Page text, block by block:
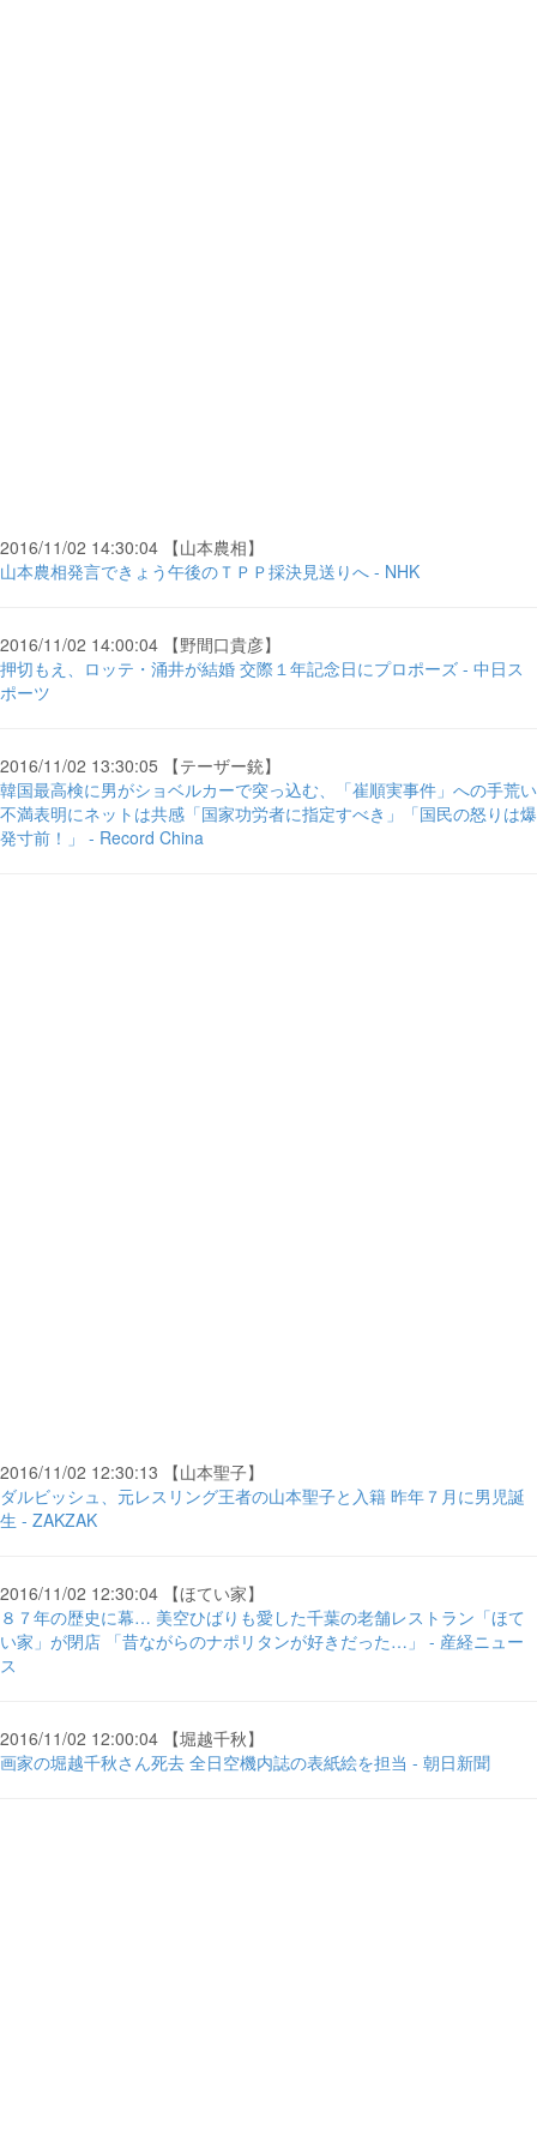
2016/11/02 14:30:04 【山本農相】
山本農相発言できょう午後のＴＰＰ採決見送りへ - NHK
2016/11/02 14:00:04 【野間口貴彦】
押切もえ、ロッテ・涌井が結婚 交際１年記念日にプロポーズ - 中日ス
ポーツ
2016/11/02 13:30:05 【テーザー銃】
韓国最高検に男がショベルカーで突っ込む、「崔順実事件」への手荒い
不満表明にネットは共感「国家功労者に指定すべき」「国民の怒りは爆
発寸前！」 - Record China
2016/11/02 12:30:13 【山本聖子】
ダルビッシュ、元レスリング王者の山本聖子と入籍 昨年７月に男児誕
生 - ZAKZAK
2016/11/02 12:30:04 【ほてい家】
８７年の歴史に幕… 美空ひばりも愛した千葉の老舗レストラン「ほて
い家」が閉店 「昔ながらのナポリタンが好きだった…」 - 産経ニュー
ス
2016/11/02 12:00:04 【堀越千秋】
画家の堀越千秋さん死去 全日空機内誌の表紙絵を担当 - 朝日新聞